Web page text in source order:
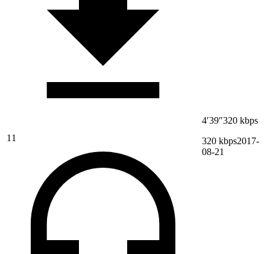
11
4′39″320 kbps
320 kbps2017-
08-21